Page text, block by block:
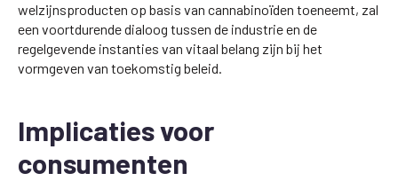
welzijnsproducten op basis van cannabinoïden toeneemt, zal
een voortdurende dialoog tussen de industrie en de
regelgevende instanties van vitaal belang zijn bij het
vormgeven van toekomstig beleid.
Implicaties voor
consumenten